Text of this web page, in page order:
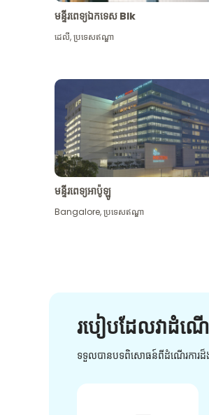
មន្ទីរពេទ្យឯកទេស Blk
ដេលី,ប្រទេសឥណ្ឌា
មន្ទីរពេទ្យអាប៉ូឡូ
Bangalore,ប្រទេសឥណ្ឌា
របៀបដែលវាដំណើ
ទទួលបានបទពិសោធន៍ពីដំណើរការដ៏